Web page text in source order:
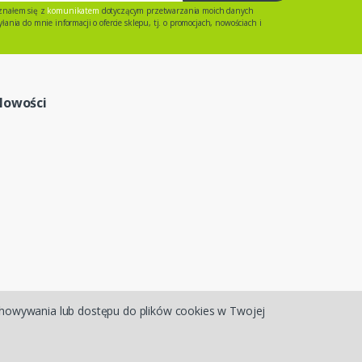
lub dostępu do plików cookies w Twojej
się z komunikatem dotyczącym przetwarzania moich danych
do mnie informacji o ofercie sklepu, tj. o promocjach, nowościach i